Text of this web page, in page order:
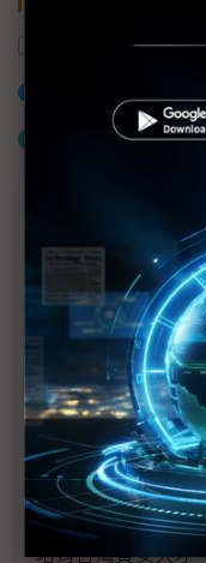
精誠資訊
什麼是「關鍵字追
議題精選－
以SEED技術打造
Axis與準線智慧
方案 落實生態永
東捷資訊推ACE王
伊雲谷獲永續獎項
啟動Common
培育台灣資安人才